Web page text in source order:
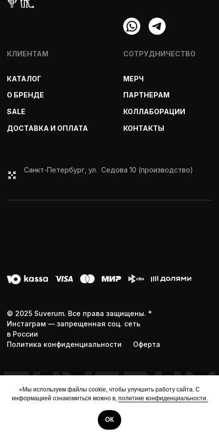
Мы используем файлы cookie, чтобы улучшить работу сайта.
ОК
«Мы используем файлы cookie, чтобы улучшить работу сайта. С
информацией ознакомиться можно в, политике конфиденциальности.
ОК